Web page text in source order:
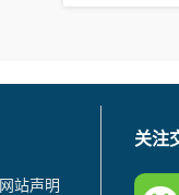
网站声明
关注